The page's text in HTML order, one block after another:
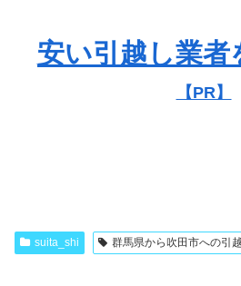
安い引越し業者
【PR】
suita_shi 群馬県から吹田市への引